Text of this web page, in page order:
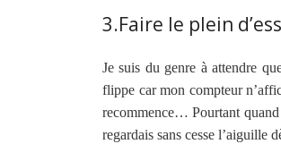
3.Faire le plein
Je suis du genre à attendre
flippe car mon compteur
recommence… Pourtant quand
regardais sans cesse l’aiguille